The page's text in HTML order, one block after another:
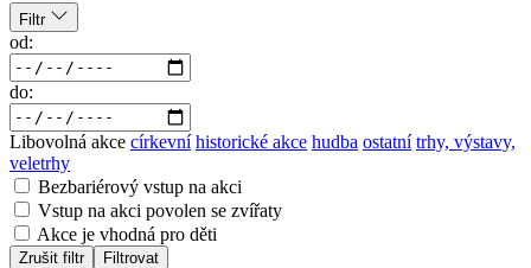
Filtr
od:
do:
Libovolná akce církevní historické akce hudba ostatní trhy, výstavy,
veletrhy
Bezbariérový vstup na akci
Vstup na akci povolen se zvířaty
Akce je vhodná pro děti
Zrušit filtr Filtrovat